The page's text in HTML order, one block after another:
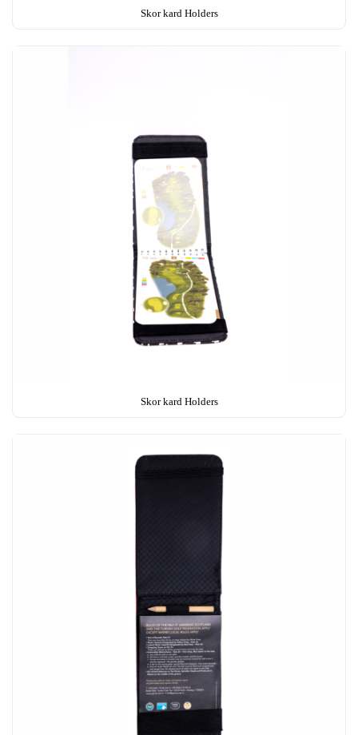
Skor kard Holders
Skor kard Holders